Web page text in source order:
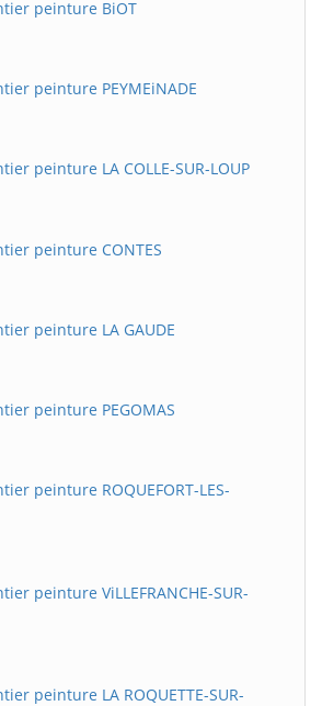
peinture BiOT
peinture PEYMEiNADE
peinture LA COLLE-SUR-LOUP
peinture CONTES
peinture LA GAUDE
peinture PEGOMAS
peinture ROQUEFORT-LES-
peinture ViLLEFRANCHE-SUR-
peinture LA ROQUETTE-SUR-